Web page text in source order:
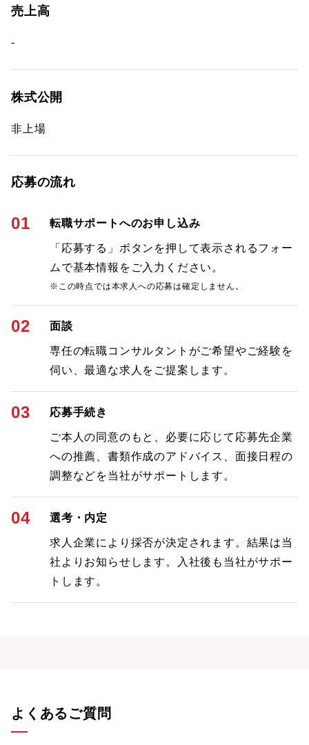
売上高
-
株式公開
非上場
応募の流れ
01 転職サポートへのお申し込み
「応募する」ボタンを押して表示されるフォー
ムで基本情報をご入力ください。
※この時点では本求人への応募は確定しません。
02 面談
専任の転職コンサルタントがご希望やご経験を
伺い、最適な求人をご提案します。
03 応募手続き
ご本人の同意のもと、必要に応じて応募先企業
への推薦、書類作成のアドバイス、面接日程の
調整などを当社がサポートします。
04 選考・内定
求人企業により採否が決定されます。結果は当
社よりお知らせします。入社後も当社がサポー
トします。
よくあるご質問